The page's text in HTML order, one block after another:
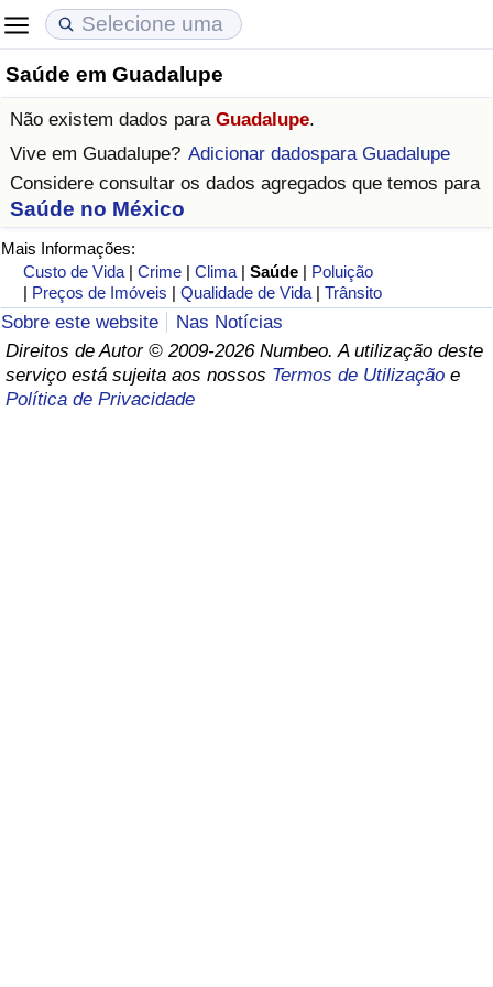
Saúde em Guadalupe
Não existem dados para Guadalupe.
Vive em Guadalupe? Adicionar dadospara Guadalupe
Considere consultar os dados agregados que temos para
Saúde no México
Mais Informações:
Custo de Vida |Crime |Clima |Saúde | Poluição
| Preços de Imóveis |Qualidade de Vida |Trânsito
Sobre este website
Nas Notícias
Direitos de Autor © 2009-2026 Numbeo. A utilização deste
serviço está sujeita aos nossos Termos de Utilização e
Política de Privacidade
Custo de Vida
Indicador de Custo de Vida
Indicador de Custo de Vida Por País
em Aqaba
Preços de Imóveis
Indicador de Preços de Imóveis
Indicador de Preços de Imóveis por País
Qualidade de Vida
Indicador de Qualidade de Vida (Atual)
Índice de qualidade de vida por país
Crime
Taxa do Indicador de Crime (Atual)